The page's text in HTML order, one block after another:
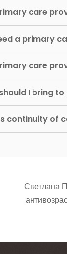
care
a primary
care
I bring
is continuity of
Светлана